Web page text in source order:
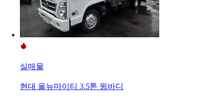
실매물
현대 올뉴마이티 3.5톤 윙바디